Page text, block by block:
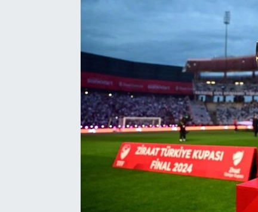
TEKNOLOJİ
YEREL YÖNETİMLER